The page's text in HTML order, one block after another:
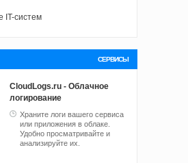
IT-систем
СЕРВИСЫ
CloudLogs.ru - Облачное
логирование
Храните логи вашего сервиса
или приложения в облаке.
Удобно просматривайте и
анализируйте их.